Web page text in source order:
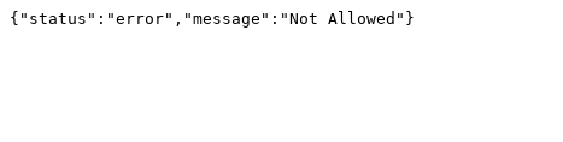
{"status":"error","message":"Not Allowed"}